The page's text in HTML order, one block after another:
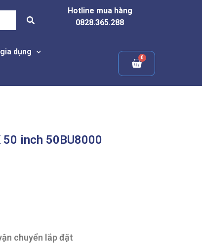
Hotline mua hàng
0828.365.288
dụng
inch 50BU8000
chuyển lắp đặt